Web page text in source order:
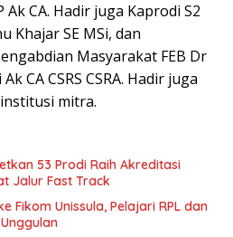
Ak CA. Hadir juga Kaprodi S2
Khajar SE MSi, dan
Masyarakat FEB Dr
CA CSRS CSRA. Hadir juga
mitra.
53 Prodi Raih Akreditasi
Jalur Fast Track
Fikom Unissula, Pelajari RPL dan